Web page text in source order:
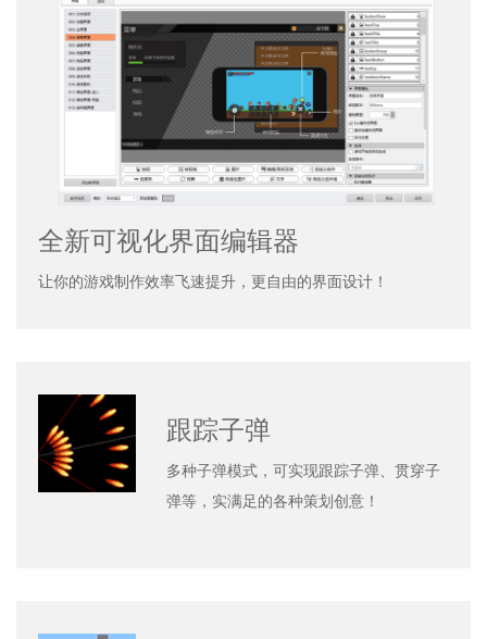
全新可视化界面编辑器
让你的游戏制作效率飞速提升，更自由的界面设计！
跟踪子弹
多种子弹模式，可实现跟踪子弹、贯穿子
弹等，实满足的各种策划创意！